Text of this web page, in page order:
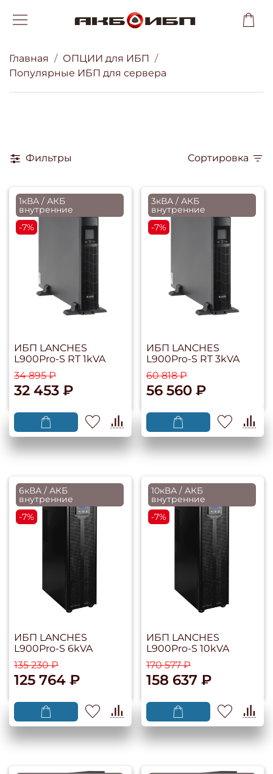
Главная
ОПЦИИ для ИБП
Популярные ИБП для сервера
Фильтры Сортировка
1кВА / АКБ
внутренние
-7%
ИБП LANCHES
L900Pro-S RT 1kVA
34 895 ₽
32 453 ₽
3кВА / АКБ
внутренние
-7%
ИБП LANCHES
L900Pro-S RT 3kVA
60 818 ₽
56 560 ₽
6кВА / АКБ
внутренние
-7%
ИБП LANCHES
L900Pro-S 6kVA
135 230 ₽
125 764 ₽
10кВА / АКБ
внутренние
-7%
ИБП LANCHES
L900Pro-S 10kVA
170 577 ₽
158 637 ₽